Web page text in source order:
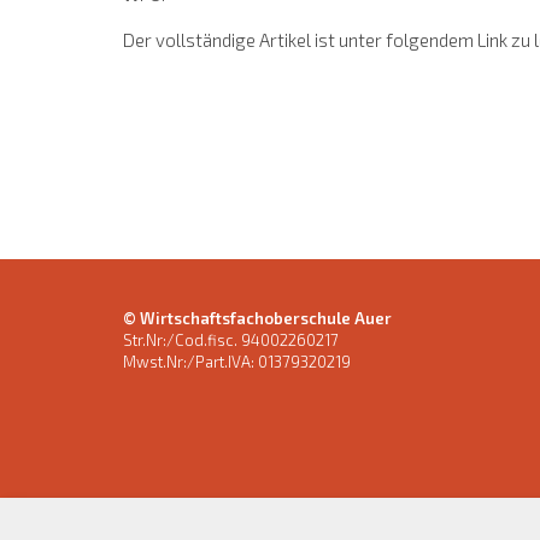
Der vollständige Artikel ist unter folgendem Link zu
© Wirtschaftsfachoberschule Auer
Str.Nr:/Cod.fisc. 94002260217
Mwst.Nr:/Part.IVA: 01379320219